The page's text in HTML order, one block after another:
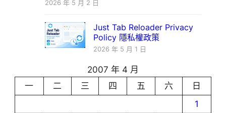
2026 年 5 月 2 日
Just Tab Reloader Privacy
Policy 隱私權政策
2026 年 5 月 1 日
2007 年 4 月
一
二 三 四 五 六
日
1